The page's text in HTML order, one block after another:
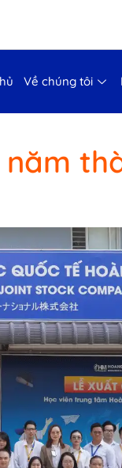
Về chúng tôi
năm